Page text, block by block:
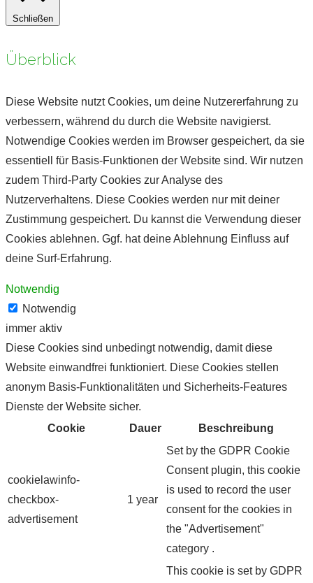
Schließen
Überblick
Diese Website nutzt Cookies, um deine Nutzererfahrung zu
verbessern, während du durch die Website navigierst.
Notwendige Cookies werden im Browser gespeichert, da sie
essentiell für Basis-Funktionen der Website sind. Wir nutzen
zudem Third-Party Cookies zur Analyse des
Nutzerverhaltens. Diese Cookies werden nur mit deiner
Zustimmung gespeichert. Du kannst die Verwendung dieser
Cookies ablehnen. Ggf. hat deine Ablehnung Einfluss auf
deine Surf-Erfahrung.
Notwendig
Notwendig
immer aktiv
Diese Cookies sind unbedingt notwendig, damit diese
Website einwandfrei funktioniert. Diese Cookies stellen
anonym Basis-Funktionalitäten und Sicherheits-Features
Dienste der Website sicher.
Cookie
Dauer Beschreibung
cookielawinfo-
checkbox-
advertisement
1 year
Set by the GDPR Cookie
Consent plugin, this cookie
is used to record the user
consent for the cookies in
the "Advertisement"
category .
This cookie is set by GDPR